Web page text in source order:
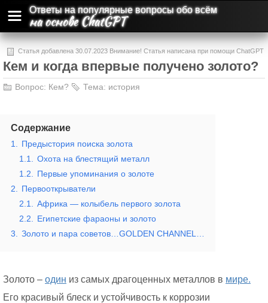
Ответы на популярные вопросы обо всём
на основе ChatGPT
Статья добавлена 30.07.2023 Внимание! Статья написана при помощи ChatGPT
и может содержать ошибки и неточности.
Кем и когда впервые получено золото?
Вопрос: Кем? Тема: история
Содержание
1.
Предыстория поиска золота
1.1.
Охота на блестящий металл
1.2.
Первые упоминания о золоте
2.
Первооткрыватели
2.1.
Африка — колыбель первого золота
2.2.
Египетские фараоны и золото
3.
Золото и пара советов…GOLDEN CHANNEL…
Золото – один из самых драгоценных металлов в мире.
Его красивый блеск и устойчивость к коррозии